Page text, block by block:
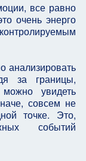
все равно
очень энерго
анализировать
за границы,
увидеть
совсем не
точке. Это,
событий